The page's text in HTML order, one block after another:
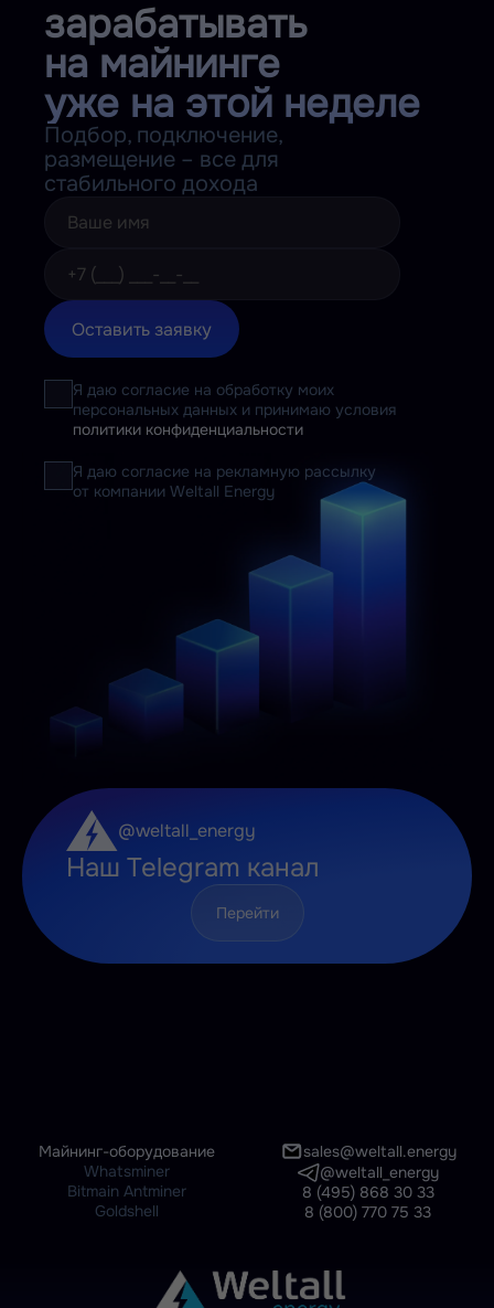
зарабатывать
на майнинге
уже на этой неделе
Подбор, подключение,
размещение – все для
стабильного дохода
Оставить заявку
Я даю согласие на обработку моих
персональных данных и принимаю условия
политики конфиденциальности
Я даю согласие на рекламную рассылку
от компании Weltall Energy
@weltall_energy
Наш Telegram канал
Перейти
Майнинг-оборудование
Whatsminer
Bitmain Antminer
Goldshell
sales@weltall.energy
@weltall_energy
8 (495) 868 30 33
8 (800) 770 75 33